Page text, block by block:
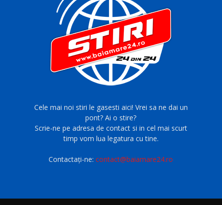
Cele mai noi stiri le gasesti aici! Vrei sa ne dai un
pont? Ai o stire?
Scrie-ne pe adresa de contact si in cel mai scurt
timp vom lua legatura cu tine.
Contactați-ne:contact@baiamare24.ro